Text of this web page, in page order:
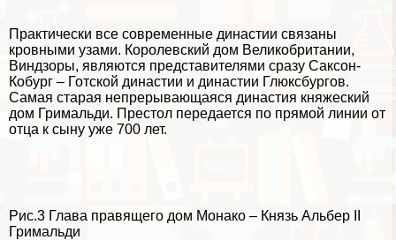
Пpaктически все современные династии связаны
кровными узами. Королевский дом Великобритании,
Виндзоры, являются представителями сразу Саксон-
Кобург – Готской династии и династии Глюксбургов.
Самая старая непрерывающаяся династия княжеский
дом Гримальди. Престол передается по прямой линии от
отца к сыну уже 700 лет.
Рис.3 Глава правящего дом Монако – Князь Альбер II
Гримальди